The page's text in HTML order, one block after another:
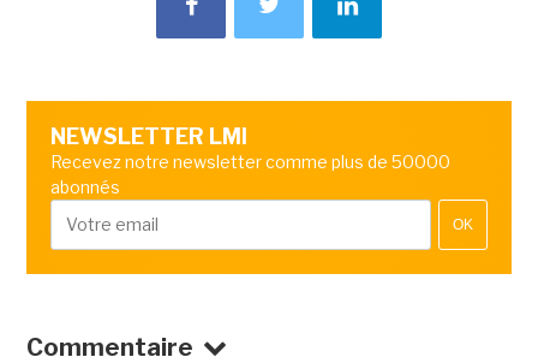
NEWSLETTER LMI
Recevez notre newsletter comme plus de 50000
abonnés
OK
Commentaire